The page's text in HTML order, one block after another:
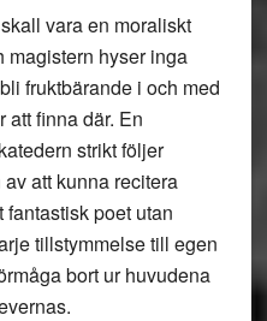
vara en moraliskt
magistern hyser inga
fruktbärande i och med
att finna där. En
strikt följer
att kunna recitera
poet utan
tillstymmelse till egen
bort ur huvudena